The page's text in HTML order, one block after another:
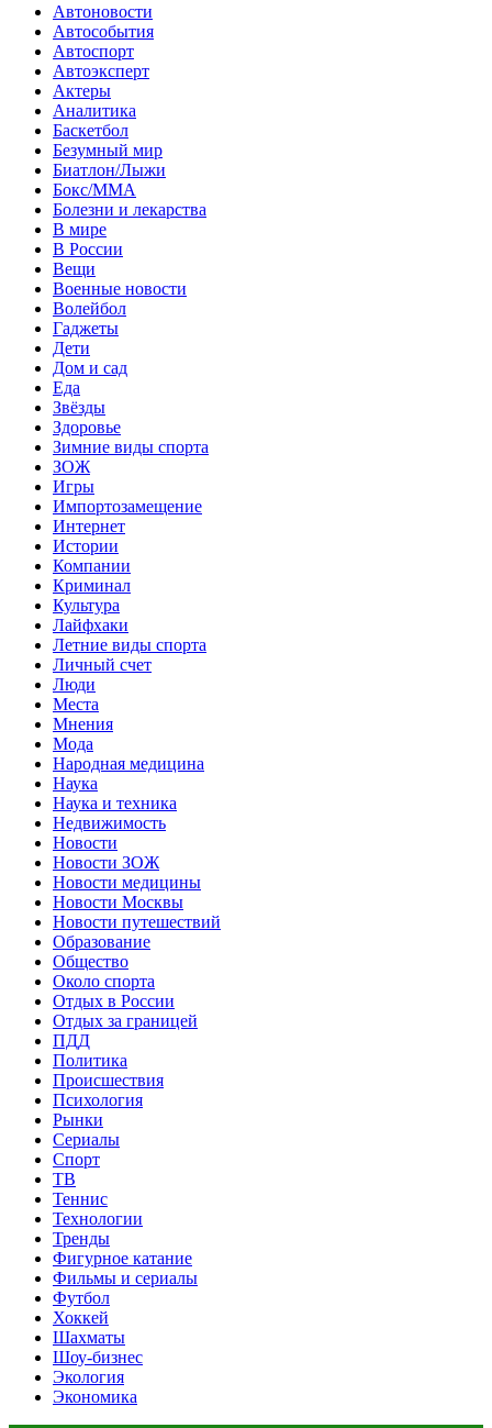
Автоновости
Автособытия
Автоспорт
Автоэксперт
Актеры
Аналитика
Баскетбол
Безумный мир
Биатлон/Лыжи
Бокс/MMA
Болезни и лекарства
В мире
В России
Вещи
Военные новости
Волейбол
Гаджеты
Дети
Дом и сад
Еда
Звёзды
Здоровье
Зимние виды спорта
ЗОЖ
Игры
Импортозамещение
Интернет
Истории
Компании
Криминал
Культура
Лайфхаки
Летние виды спорта
Личный счет
Люди
Места
Мнения
Мода
Народная медицина
Наука
Наука и техника
Недвижимость
Новости
Новости ЗОЖ
Новости медицины
Новости Москвы
Новости путешествий
Образование
Общество
Около спорта
Отдых в России
Отдых за границей
ПДД
Политика
Происшествия
Психология
Рынки
Сериалы
Спорт
ТВ
Теннис
Технологии
Тренды
Фигурное катание
Фильмы и сериалы
Футбол
Хоккей
Шахматы
Шоу-бизнес
Экология
Экономика